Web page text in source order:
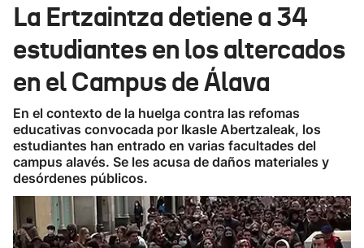
Ikusmiran
Eguraldia
La Ertzaintza detiene a 34
estudiantes en los altercados
en el Campus de Álava
En el contexto de la huelga contra las refomas
educativas convocada por Ikasle Abertzaleak, los
estudiantes han entrado en varias facultades del
campus alavés. Se les acusa de daños materiales y
desórdenes públicos.